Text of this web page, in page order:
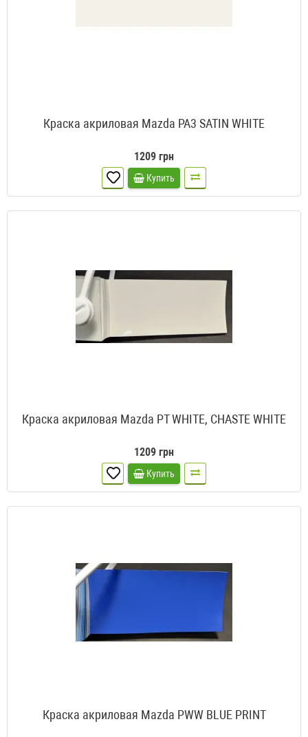
Краска акриловая Mazda PA3 SATIN WHITE
1209 грн
Купить
Краска акриловая Mazda PT WHITE, CHASTE WHITE
1209 грн
Купить
Краска акриловая Mazda PWW BLUE PRINT